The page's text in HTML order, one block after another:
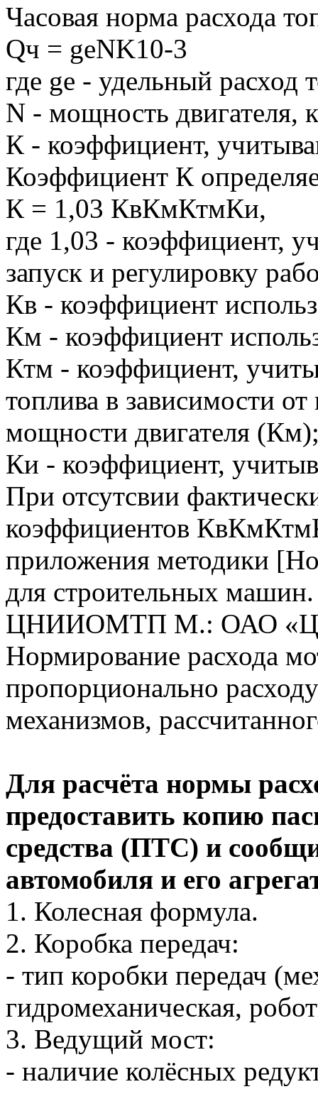
Часовая норма расхода
Qч = geNK10-3
где ge - удельный расход
N - мощность двигателя,
К - коэффициент,
Коэффициент К
К = 1,03 КвКмКтмКи,
где 1,03 - коэффициент,
запуск и регулировку
Кв - коэффициент
Км - коэффициент
Ктм - коэффициент,
топлива в зависимости
мощности двигателя
Ки - коэффициент,
При отсутсвии
коэффициентов
приложения методики
для строительных
ЦНИИОМТП М.: ОАО
Нормирование расхода
пропорционально
механизмов,
Для расчёта нормы
предоставить копию
средства (ПТС) и
автомобиля и его
1. Колесная формула.
2. Коробка передач:
- тип коробки передач
гидромеханическая,
3. Ведущий мост:
- наличие колёсных